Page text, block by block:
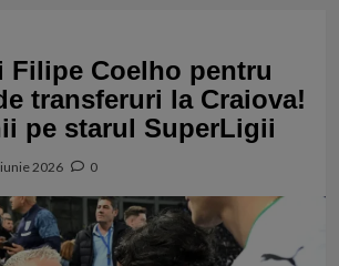
Filipe Coelho pentru
transferuri la Craiova!
pe starul SuperLigii
2026 0